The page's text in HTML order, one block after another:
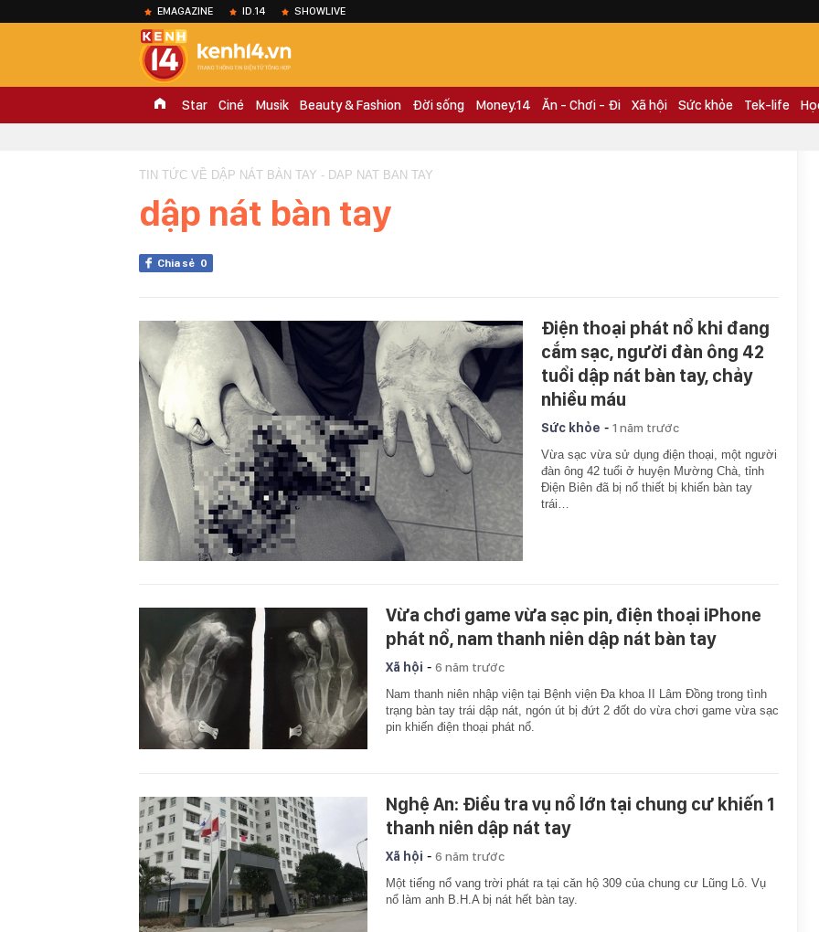
EMAGAZINE ID.14 SHOWLIVE
Star Ciné Musik Beauty & Fashion Đời sống Money.14 Ăn - Chơi - Đi Xã hội Sức khỏe Tek-life
TIN TỨC VỀ DẬP NÁT BÀN TAY - DAP NAT BAN TAY
dập nát bàn tay
Chia sẻ 0
Điện thoại phát nổ khi đang
cắm sạc, người đàn ông 42
tuổi dập nát bàn tay, chảy
nhiều máu
Sức khỏe - 1 năm trước
Vừa sạc vừa sử dụng điện thoại, một người
đàn ông 42 tuổi ở huyện Mường Chà, tỉnh
Điện Biên đã bị nổ thiết bị khiến bàn tay
trái…
Vừa chơi game vừa sạc pin, điện thoại iPhone
phát nổ, nam thanh niên dập nát bàn tay
Xã hội - 6 năm trước
Nam thanh niên nhập viện tại Bệnh viện Đa khoa II Lâm Đồng trong tình
trạng bàn tay trái dập nát, ngón út bị đứt 2 đốt do vừa chơi game vừa sạc
pin khiến điện thoại phát nổ.
Nghệ An: Điều tra vụ nổ lớn tại chung cư khiến 1
thanh niên dập nát tay
Xã hội - 6 năm trước
Một tiếng nổ vang trời phát ra tại căn hộ 309 của chung cư Lũng Lô. Vụ
nổ làm anh B.H.A bị nát hết bàn tay.